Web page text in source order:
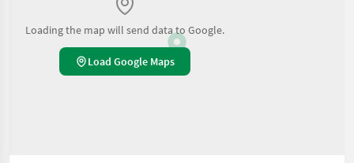
Loading the map will send data to Google.
Load Google Maps